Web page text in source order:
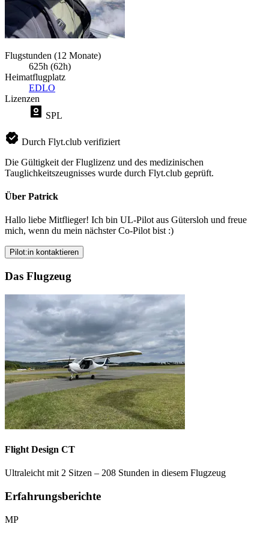
Flugstunden (12 Monate)
625h (62h)
Heimatflugplatz
EDLO
Lizenzen
SPL
Durch Flyt.club verifiziert
Die Gültigkeit der Fluglizenz und des medizinischen
Tauglichkeitszeugnisses wurde durch Flyt.club geprüft.
Über Patrick
Hallo liebe Mitflieger! Ich bin UL-Pilot aus Gütersloh und freue
mich, wenn du mein nächster Co-Pilot bist :)
Pilot:in kontaktieren
Das Flugzeug
Flight Design CT
Ultraleicht mit 2 Sitzen – 208 Stunden in diesem Flugzeug
Erfahrungsberichte
MP